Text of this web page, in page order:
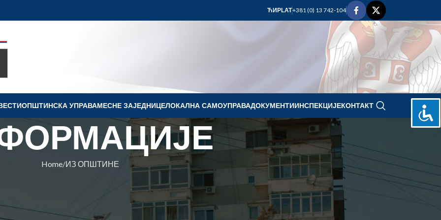
ЋИРLAT+381 (0) 13 742-104
OПШТИНСКА УПРАВАМЕСНЕ ЗАЈЕДНИЦЕЛОКАЛНА САМОУПРАВАДОКУМЕНТИИНСПЕКЦИЈЕКОНТАКТ
Home ИЗ ОПШТИНЕ
ГАЛЕРИЈИ ПИШЕ И
avgust 2022.
U S Č P
2 3 4 5